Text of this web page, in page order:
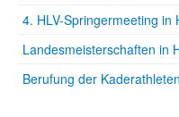
4. HLV-Springermeeting
Landesmeisterschaften in
Berufung der Kaderathleten